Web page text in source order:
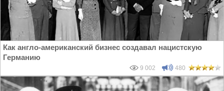
Как англо-американский бизнес создавал нацистскую
Германию
9 002 480